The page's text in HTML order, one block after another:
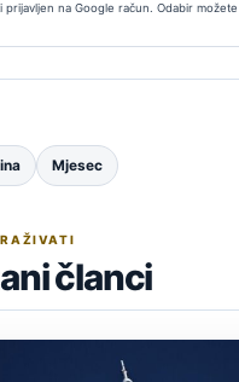
prijavljen na Google račun. Odabir
Mjesec
članci